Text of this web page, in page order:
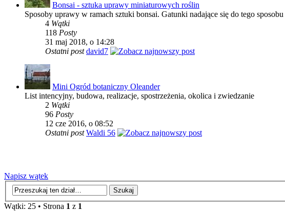
Bonsai - sztuka uprawy miniaturowych roślin
Sposoby uprawy w ramach sztuki bonsai. Gatunki nadające się do tego
4 Wątki
118 Posty
31 maj 2018, o 14:28
Ostatni post david7
Mini Ogród botaniczny Oleander
List intencyjny, budowa, realizacje, spostrzeżenia, okolica i zwiedzanie
2 Wątki
96 Posty
12 cze 2016, o 08:52
Ostatni post Waldi 56
Napisz wątek
Wątki: 25 • Strona 1 z 1